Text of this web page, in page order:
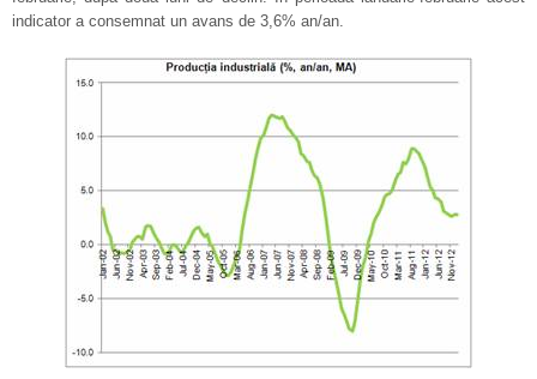
indicator a consemnat un avans de 3,6% an/an.